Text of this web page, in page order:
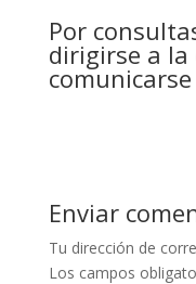
Por
dirigirse a la
Enviar
Tu dirección de
Los campos